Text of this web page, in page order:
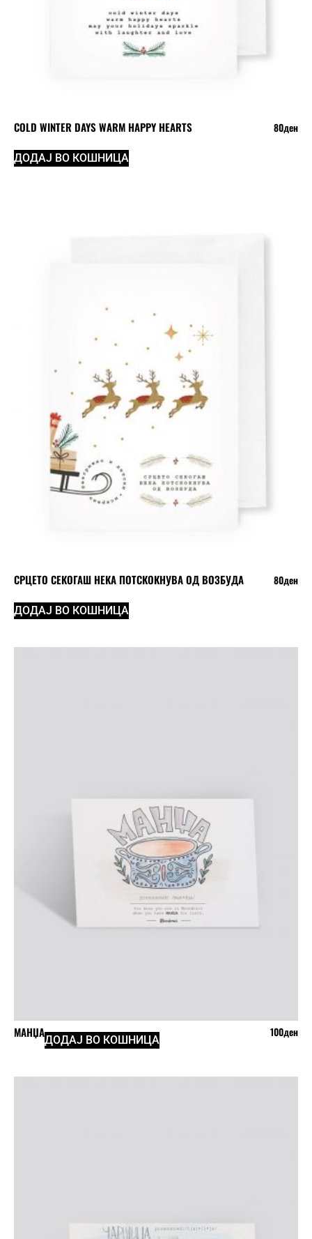
COLD WINTER DAYS WARM HAPPY HEARTS 80ден
ДОДАЈ ВО КОШНИЦА
СРЦЕТО СЕКОГАШ НЕКА ПОТСКОКНУВА ОД ВОЗБУДА 80ден
ДОДАЈ ВО КОШНИЦА
МАНЏА 100ден
ДОДАЈ ВО КОШНИЦА